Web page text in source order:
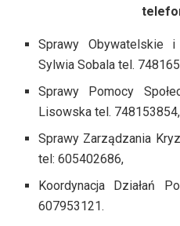
Sprawy Obywatelskie
Sylwia Sobala tel.
Sprawy Pomocy
Lisowska tel.
Sprawy Zarządzania
tel: 605402686,
Koordynacja Działań
607953121.